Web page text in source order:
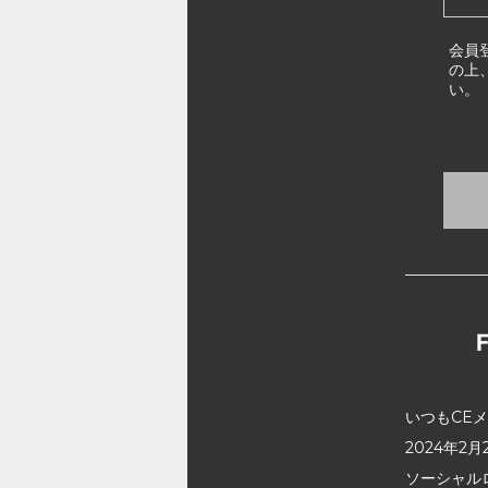
会員
の上
い。
いつもCE
2024年2月
ソーシャ